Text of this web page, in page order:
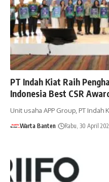
PT Indah Kiat Raih
Indonesia Best CSR
Unit usaha APP Group, PT Indah
Warta Banten Rabu, 30 April